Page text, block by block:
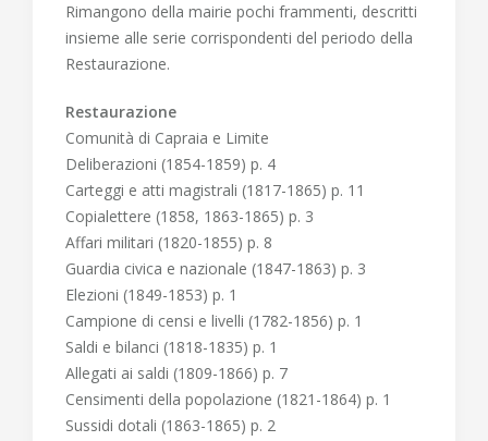
Rimangono della mairie pochi frammenti, descritti
insieme alle serie corrispondenti del periodo della
Restaurazione.
Restaurazione
Comunità di Capraia e Limite
Deliberazioni (1854-1859) p. 4
Carteggi e atti magistrali (1817-1865) p. 11
Copialettere (1858, 1863-1865) p. 3
Affari militari (1820-1855) p. 8
Guardia civica e nazionale (1847-1863) p. 3
Elezioni (1849-1853) p. 1
Campione di censi e livelli (1782-1856) p. 1
Saldi e bilanci (1818-1835) p. 1
Allegati ai saldi (1809-1866) p. 7
Censimenti della popolazione (1821-1864) p. 1
Sussidi dotali (1863-1865) p. 2